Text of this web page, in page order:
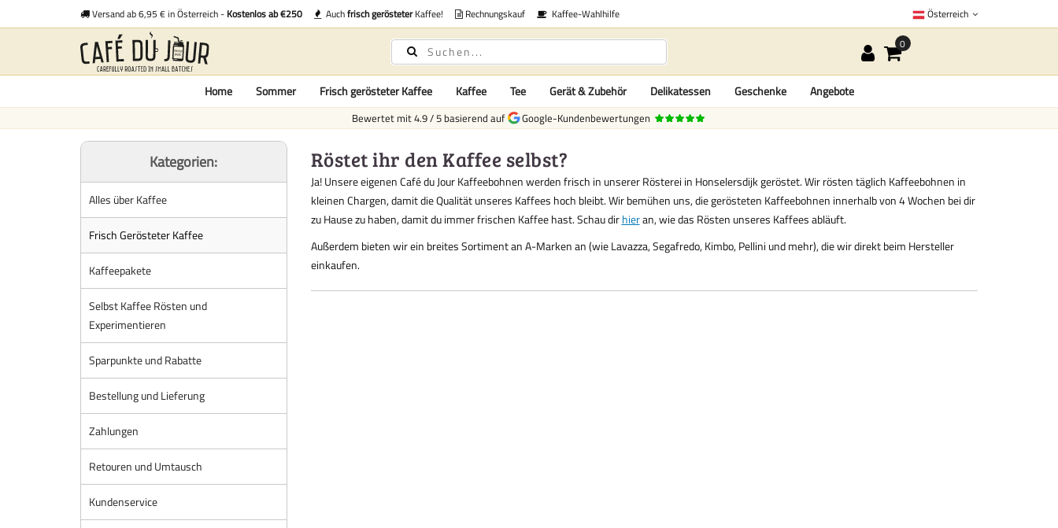
Versand ab 6,95 € in Österreich - Kostenlos ab €250 Auchfrisch gerösteterKaffee! Rechnungskauf Kaffee-Wahlhilfe Österreich
Home Sommer Frisch gerösteter Kaffee Kaffee Tee Gerät & Zubehör Delikatessen Geschenke Angebote
Bewertet mit4.9/5 basierend auf Google-Kundenbewertungen
Röstet ihr den Kaffee selbst?
Ja! Unsere eigenen Café du Jour Kaffeebohnen werden frisch in unserer Rösterei in Honselersdijk geröstet. Wir rösten täglich Kaffeebohnen in
kleinen Chargen, damit die Qualität unseres Kaffees hoch bleibt. Wir bemühen uns, die gerösteten Kaffeebohnen innerhalb von 4 Wochen bei dir
zu Hause zu haben, damit du immer frischen Kaffee hast. Schau dirhieran, wie das Rösten unseres Kaffees abläuft.
Außerdem bieten wir ein breites Sortiment an A-Marken an (wie Lavazza, Segafredo, Kimbo, Pellini und mehr), die wir direkt beim Hersteller
einkaufen.
Kategorien:
Alles über Kaffee
Frisch Gerösteter Kaffee
Kaffeepakete
Selbst Kaffee Rösten und
Experimentieren
Sparpunkte und Rabatte
Bestellung und Lieferung
Zahlungen
Retouren und Umtausch
Kundenservice